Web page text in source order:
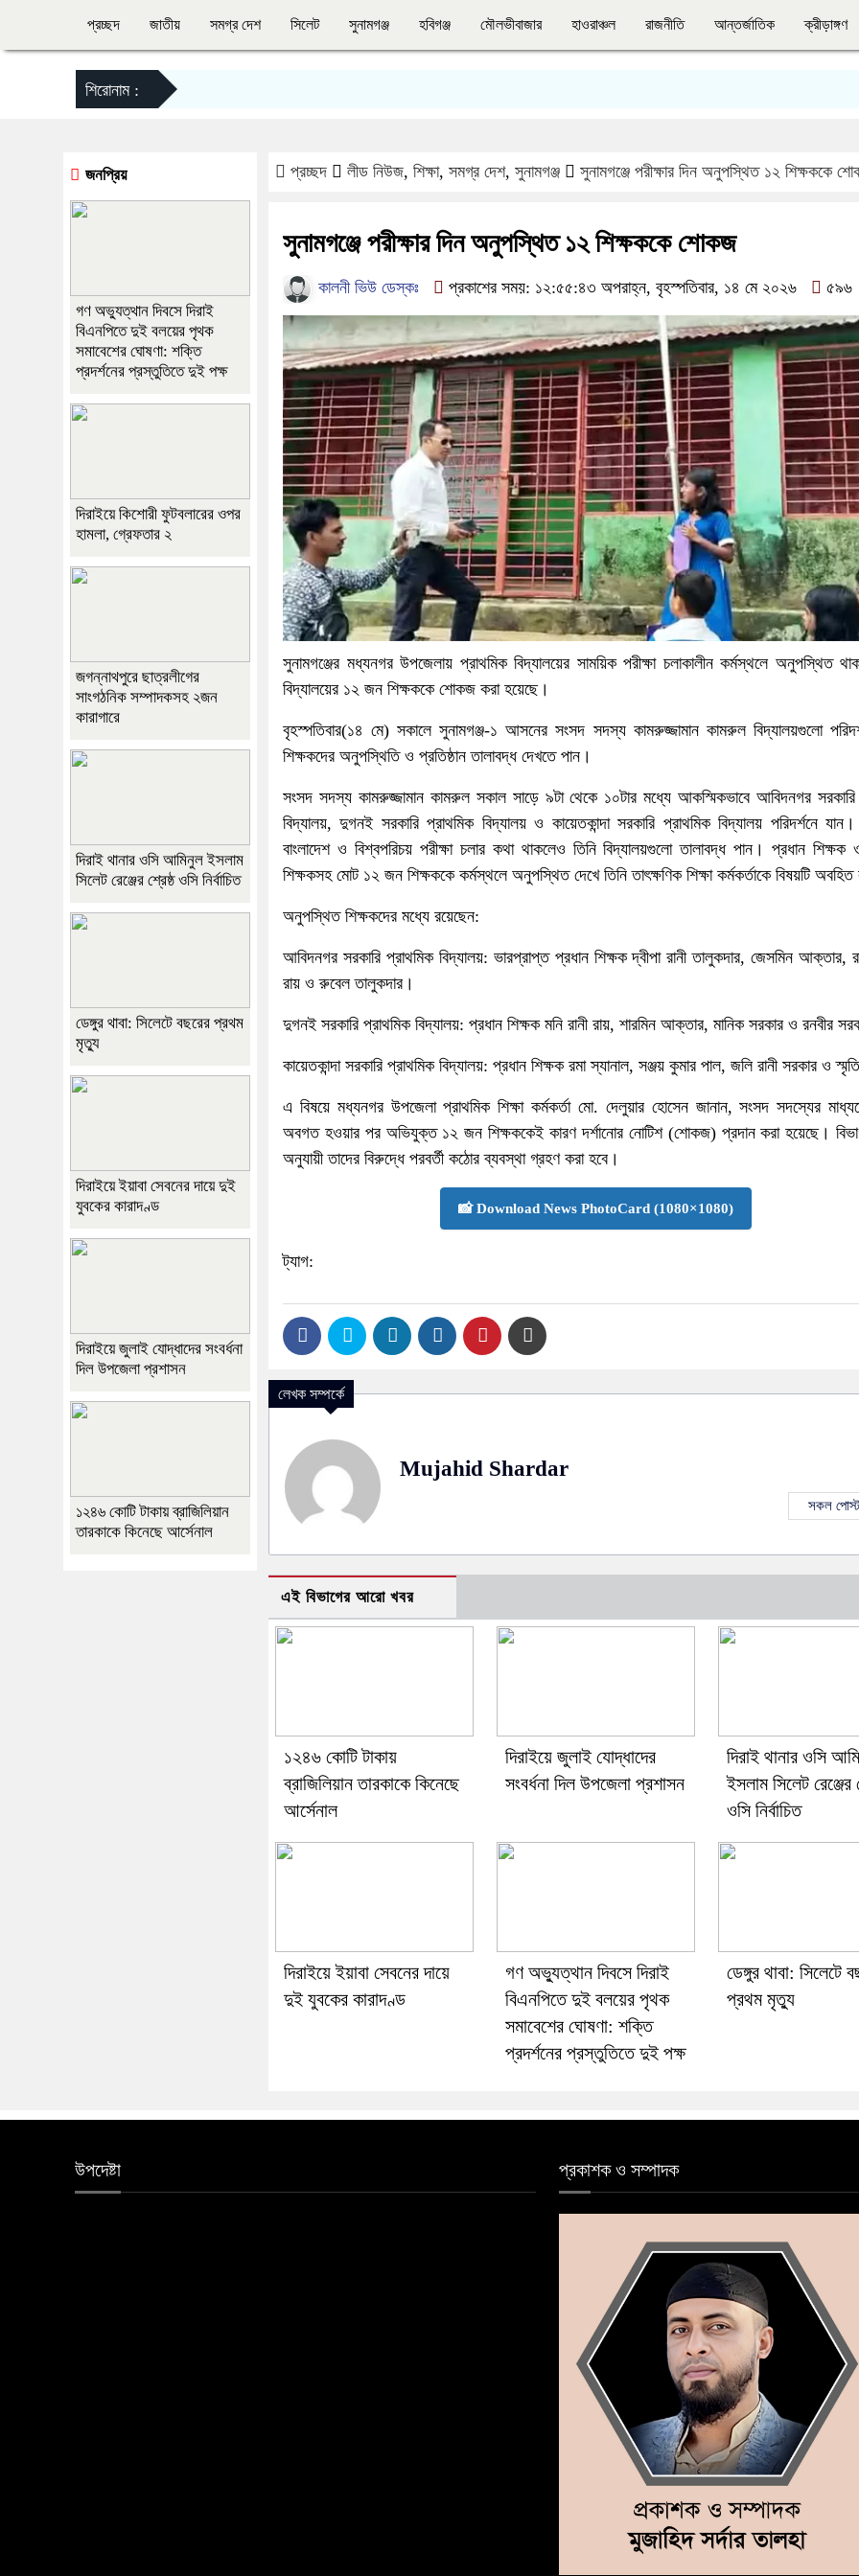
প্রচ্ছদ জাতীয় সমগ্র দেশ সিলেট সুনামগঞ্জ হবিগঞ্জ মৌলভীবাজার হাওরাঞ্চল রাজনীতি আন্তর্জাতিক ক্রীড়াঙ্গণ
শিরোনাম :
প্রচ্ছদ লীড নিউজ, শিক্ষা, সমগ্র দেশ, সুনামগঞ্জ সুনামগঞ্জে পরীক্ষার দিন অনুপস্থিত ১২ শিক্ষককে
সুনামগঞ্জে পরীক্ষার দিন অনুপস্থিত ১২ শিক্ষককে শোকজ
কালনী ভিউ ডেস্কঃ প্রকাশের সময়: ১২:৫৫:৪৩ অপরাহ্ন, বৃহস্পতিবার, ১৪ মে ২০২৬ ৫৯৬
সুনামগঞ্জের মধ্যনগর উপজেলায় প্রাথমিক বিদ্যালয়ের সাময়িক পরীক্ষা চলাকালীন কর্মস্থলে অনুপস্থিত
বিদ্যালয়ের ১২ জন শিক্ষককে শোকজ করা হয়েছে।
বৃহস্পতিবার(১৪ মে) সকালে সুনামগঞ্জ-১ আসনের সংসদ সদস্য কামরুজ্জামান কামরুল বিদ্যালয়গুলো
শিক্ষকদের অনুপস্থিতি ও প্রতিষ্ঠান তালাবদ্ধ দেখতে পান।
সংসদ সদস্য কামরুজ্জামান কামরুল সকাল সাড়ে ৯টা থেকে ১০টার মধ্যে আকস্মিকভাবে আবিদনগর সরকারি
বিদ্যালয়, দুগনই সরকারি প্রাথমিক বিদ্যালয় ও কায়েতকান্দা সরকারি প্রাথমিক বিদ্যালয় পরিদর্শনে
বাংলাদেশ ও বিশ্বপরিচয় পরীক্ষা চলার কথা থাকলেও তিনি বিদ্যালয়গুলো তালাবদ্ধ পান। প্রধান শিক্ষক
শিক্ষকসহ মোট ১২ জন শিক্ষককে কর্মস্থলে অনুপস্থিত দেখে তিনি তাৎক্ষণিক শিক্ষা কর্মকর্তাকে বিষয়টি
অনুপস্থিত শিক্ষকদের মধ্যে রয়েছেন:
আবিদনগর সরকারি প্রাথমিক বিদ্যালয়: ভারপ্রাপ্ত প্রধান শিক্ষক দ্বীপা রানী তালুকদার, জেসমিন আক্তার,
রায় ও রুবেল তালুকদার।
দুগনই সরকারি প্রাথমিক বিদ্যালয়: প্রধান শিক্ষক মনি রানী রায়, শারমিন আক্তার, মানিক সরকার ও রনবীর
কায়েতকান্দা সরকারি প্রাথমিক বিদ্যালয়: প্রধান শিক্ষক রমা স্যানাল, সঞ্জয় কুমার পাল, জলি রানী সরকার ও
এ বিষয়ে মধ্যনগর উপজেলা প্রাথমিক শিক্ষা কর্মকর্তা মো. দেলুয়ার হোসেন জানান, সংসদ সদস্যের
অবগত হওয়ার পর অভিযুক্ত ১২ জন শিক্ষককেই কারণ দর্শানোর নোটিশ (শোকজ) প্রদান করা হয়েছে।
অনুযায়ী তাদের বিরুদ্ধে পরবর্তী কঠোর ব্যবস্থা গ্রহণ করা হবে।
📸 Download News PhotoCard (1080×1080)
ট্যাগ:
লেখক সম্পর্কে
Mujahid Shardar
সকল
এই বিভাগের আরো খবর
১২৪৬ কোটি টাকায়
ব্রাজিলিয়ান তারকাকে কিনেছে
আর্সেনাল
দিরাইয়ে জুলাই যোদ্ধাদের
সংবর্ধনা দিল উপজেলা প্রশাসন
দিরাই থানার ওসি
ইসলাম সিলেট রেঞ্জের
ওসি নির্বাচিত
দিরাইয়ে ইয়াবা সেবনের দায়ে
দুই যুবকের কারাদণ্ড
গণ অভ্যুত্থান দিবসে দিরাই
বিএনপিতে দুই বলয়ের পৃথক
সমাবেশের ঘোষণা: শক্তি
প্রদর্শনের প্রস্তুতিতে দুই পক্ষ
ডেঙ্গুর থাবা: সিলেটে
প্রথম মৃত্যু
জনপ্রিয়
গণ অভ্যুত্থান দিবসে দিরাই
বিএনপিতে দুই বলয়ের পৃথক
সমাবেশের ঘোষণা: শক্তি
প্রদর্শনের প্রস্তুতিতে দুই পক্ষ
দিরাইয়ে কিশোরী ফুটবলারের ওপর
হামলা, গ্রেফতার ২
জগন্নাথপুরে ছাত্রলীগের
সাংগঠনিক সম্পাদকসহ ২জন
কারাগারে
দিরাই থানার ওসি আমিনুল ইসলাম
সিলেট রেঞ্জের শ্রেষ্ঠ ওসি নির্বাচিত
ডেঙ্গুর থাবা: সিলেটে বছরের প্রথম
মৃত্যু
দিরাইয়ে ইয়াবা সেবনের দায়ে দুই
যুবকের কারাদণ্ড
দিরাইয়ে জুলাই যোদ্ধাদের সংবর্ধনা
দিল উপজেলা প্রশাসন
১২৪৬ কোটি টাকায় ব্রাজিলিয়ান
তারকাকে কিনেছে আর্সেনাল
উপদেষ্টা প্রকাশক ও সম্পাদক